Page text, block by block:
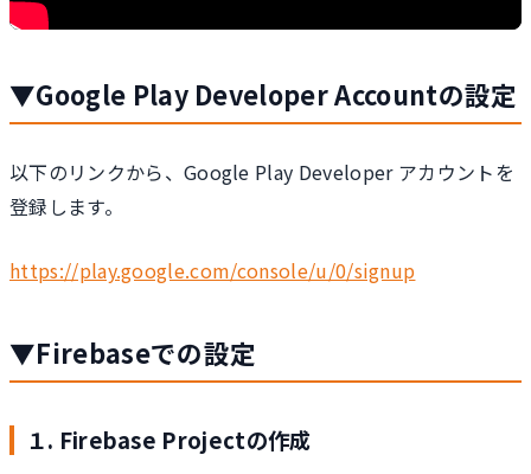
▼Google Play Developer Accountの設定
以下のリンクから、Google Play Developer アカウントを
登録します。
https://play.google.com/console/u/0/signup
▼Firebaseでの設定
１. Firebase Projectの作成